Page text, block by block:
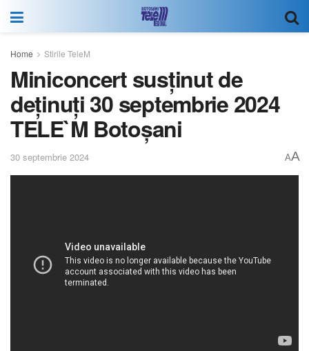
Home Stirile TeleM
Miniconcert susținut de
deținuți 30 septembrie 2024
TELE`M Botoșani
30 septembrie 2024 AA